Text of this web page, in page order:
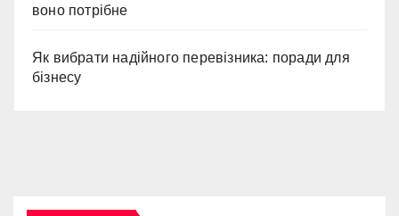
воно потрібне
Як вибрати надійного перевізника: поради для
бізнесу